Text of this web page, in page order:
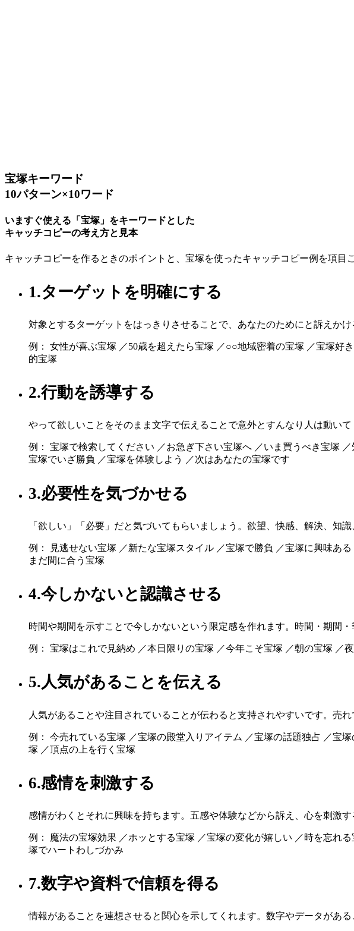
宝塚キーワード
10パターン×10ワード
いますぐ使える「宝塚」をキーワードとした
キャッチコピーの考え方と見本
キャッチコピーを作るときのポイントと、宝塚を使ったキャッチコピー例を項
1.ターゲットを明確にする
対象とするターゲットをはっきりさせることで、あなたのためにと訴えか
例： 女性が喜ぶ宝塚 ／50歳を超えたら宝塚 ／○○地域密着の宝塚 ／宝塚好
的宝塚
2.行動を誘導する
やって欲しいことをそのまま文字で伝えることで意外とすんなり人は動い
例： 宝塚で検索してください ／お急ぎ下さい宝塚へ ／いま買うべき宝塚
宝塚でいざ勝負 ／宝塚を体験しよう ／次はあなたの宝塚です
3.必要性を気づかせる
「欲しい」「必要」だと気づいてもらいましょう。欲望、快感、解決、知
例： 見逃せない宝塚 ／新たな宝塚スタイル ／宝塚で勝負 ／宝塚に興味あ
まだ間に合う宝塚
4.今しかないと認識させる
時間や期間を示すことで今しかないという限定感を作れます。時間・期間
例： 宝塚はこれで見納め ／本日限りの宝塚 ／今年こそ宝塚 ／朝の宝塚 ／
5.人気があることを伝える
人気があることや注目されていることが伝わると支持されやすいです。売
例： 今売れている宝塚 ／宝塚の殿堂入りアイテム ／宝塚の話題独占 ／宝
塚 ／頂点の上を行く宝塚
6.感情を刺激する
感情がわくとそれに興味を持ちます。五感や体験などから訴え、心を刺激
例： 魔法の宝塚効果 ／ホッとする宝塚 ／宝塚の変化が嬉しい ／時を忘れ
塚でハートわしづかみ
7.数字や資料で信頼を得る
情報があることを連想させると関心を示してくれます。数字やデータがあ